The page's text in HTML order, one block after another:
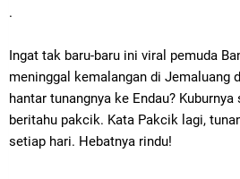
.
Ingat tak baru-baru ini viral pemuda
meninggal kemalangan di Jemaluang
hantar tunangnya ke Endau?
beritahu pakcik. Kata Pakcik lagi,
setiap hari. Hebatnya rindu!